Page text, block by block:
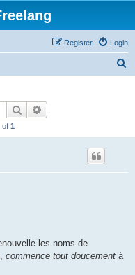
Login
Register
Search
of 1
les noms de
commence tout doucement à